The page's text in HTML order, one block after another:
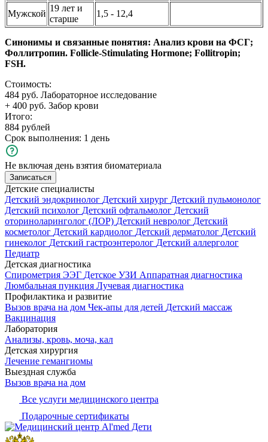
Мужской
19 лет и
старше
1,5 - 12,4
Синонимы и связанные понятия: Анализ крови на ФСГ;
Фоллитропин. Follicle-Stimulating Hormone; Follitropin;
FSH.
Стоимость:
484 руб. Лабораторное исследование
+ 400 руб. Забор крови
Итого:
884 рублей
Срок выполнения: 1 день
Не включая день взятия биоматериала
Записаться
Детские специалисты
Детский эндокринолог Детский хирург Детский пульмонолог
Детский психолог Детский офтальмолог Детский
оториноларинголог (ЛОР) Детский невролог Детский
косметолог Детский кардиолог Детский дерматолог Детский
гинеколог Детский гастроэнтеролог Детский аллерголог
Педиатр
Детская диагностика
Спирометрия ЭЭГ Детское УЗИ Аппаратная диагностика
Люмбальная пункция Лучевая диагностика
Профилактика и развитие
Вызов врача на дом Чек-апы для детей Детский массаж
Вакцинация
Лаборатория
Анализы, кровь, моча, кал
Детская хирургия
Лечение гемангиомы
Выездная служба
Вызов врача на дом
Все услуги медицинского центра
Подарочные сертификаты